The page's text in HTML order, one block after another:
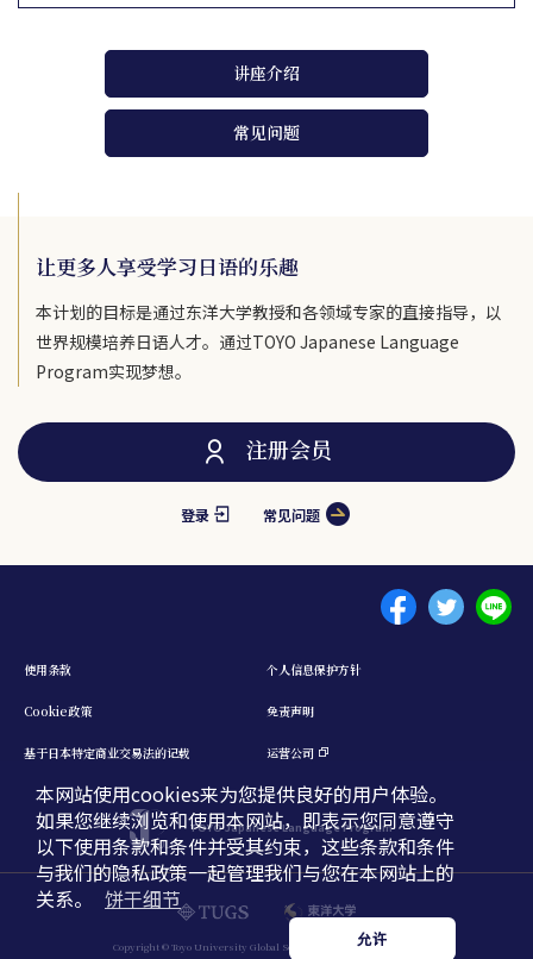
English 中文簡体
讲座介绍
常见问题
让更多人享受学习日语的乐趣
本计划的目标是通过东洋大学教授和各领域专家的直接指导，以
世界规模培养日语人才。通过TOYO Japanese Language
Program实现梦想。
注册会员
登录 常见问题
TOYO Japanese Language Program
Menu footer 1
使用条款 个人信息保护方针
Cookie政策 免责声明
基于日本特定商业交易法的记载 运营公司
Copyright © Toyo University Global Service. All Rights Reserved.
本网站使用cookies来为您提供良好的用户体验。
如果您继续浏览和使用本网站，即表示您同意遵守
以下使用条款和条件并受其约束，这些条款和条件
与我们的隐私政策一起管理我们与您在本网站上的
关系。
饼干细节
允许